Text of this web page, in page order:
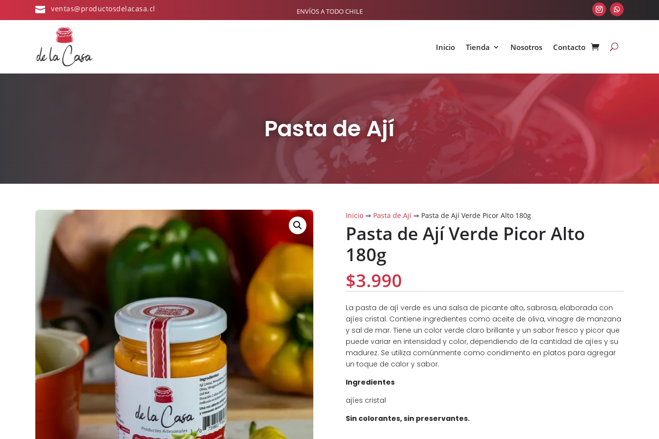
 ventas@productosdelacasa.cl ENVÍOS A TODO CHILE
Inicio Tienda Nosotros Contacto
Pasta de Ají
Inicio ⇒ Pasta de Ají ⇒ Pasta de Ají Verde Picor Alto 180g
Pasta de Ají Verde Picor Alto
180g
$3.990
La pasta de ají verde es una salsa de picante alto, sabrosa, elaborada con
ajíes cristal. Contiene ingredientes como aceite de oliva, vinagre de manzana
y sal de mar. Tiene un color verde claro brillante y un sabor fresco y picor que
puede variar en intensidad y color, dependiendo de la cantidad de ajíes y su
madurez. Se utiliza comúnmente como condimento en platos para agregar
un toque de calor y sabor.
Ingredientes
ajíes cristal
Sin colorantes, sin preservantes.